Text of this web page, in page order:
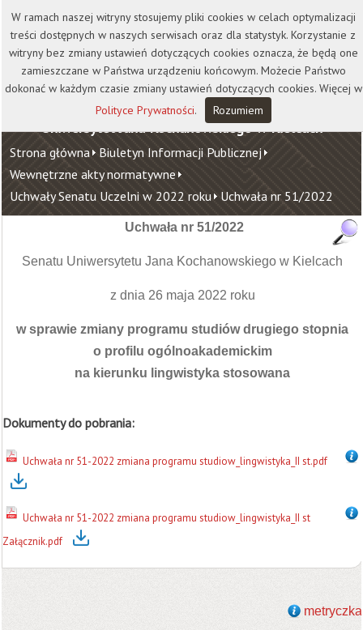
Kontakt Biblioteka
Wydawnictwo
Wirtualna Uczelnia
Uniwersytet Jana Kochanowskiego w Kielcach
Strona główna Biuletyn Informacji Publicznej
Wewnętrzne akty normatywne
Uchwały Senatu Uczelni w 2022 roku Uchwała nr 51/2022
Uchwała nr 51/2022
Senatu Uniwersytetu Jana Kochanowskiego w Kielcach
z dnia 26 maja 2022 roku
w sprawie zmiany programu studiów drugiego stopnia
o profilu ogólnoakademickim
na kierunku lingwistyka stosowana
Dokumenty do pobrania:
Uchwała nr 51-2022 zmiana programu studiow_lingwistyka_II st.pdf
Uchwała nr 51-2022 zmiana programu studiow_lingwistyka_II st
Załącznik.pdf
metryczka
W ramach naszej witryny stosujemy pliki cookies w celach optymalizacji
treści dostępnych w naszych serwisach oraz dla statystyk. Korzystanie z
witryny bez zmiany ustawień dotyczących cookies oznacza, że będą one
zamieszczane w Państwa urządzeniu końcowym. Możecie Państwo
dokonać w każdym czasie zmiany ustawień dotyczących cookies. Więcej w
Polityce Prywatności. Rozumiem